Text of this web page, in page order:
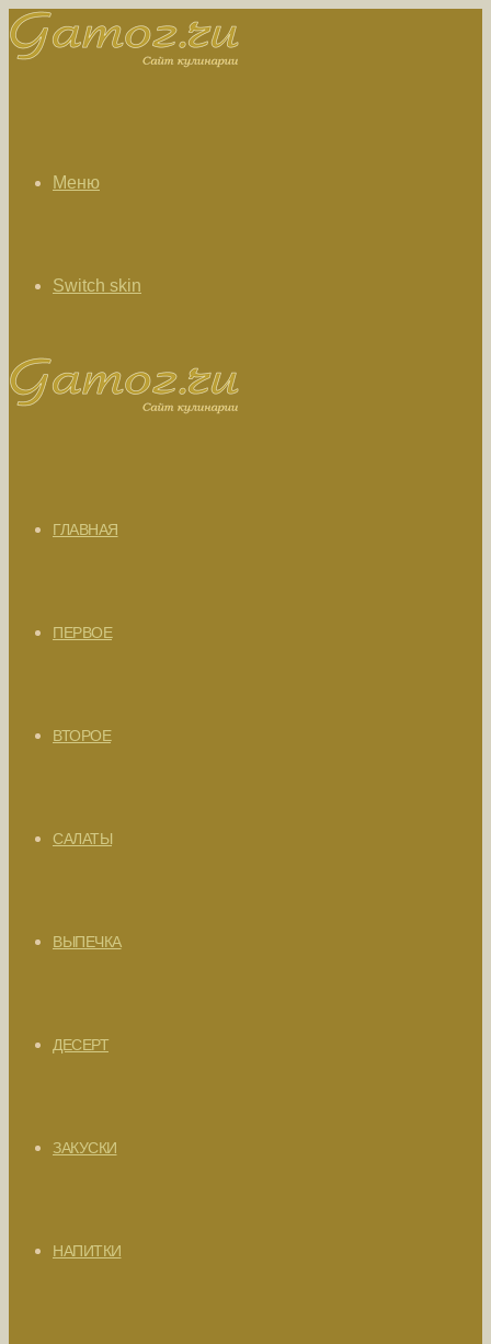
Меню
Switch skin
ГЛАВНАЯ
ПЕРВОЕ
ВТОРОЕ
САЛАТЫ
ВЫПЕЧКА
ДЕСЕРТ
ЗАКУСКИ
НАПИТКИ